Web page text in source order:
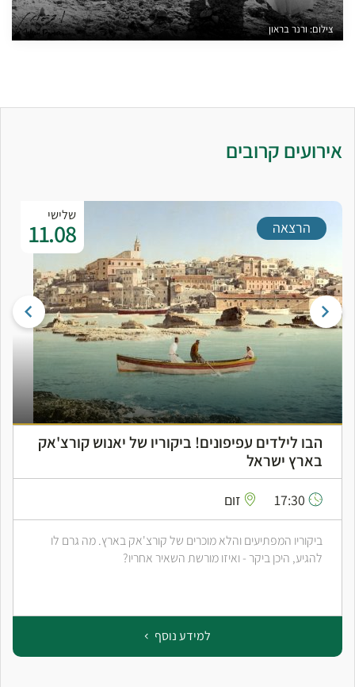
צילום: ורנר בראון
אירועים קרובים
שלישי
11.08 הרצאה
הבו לילדים עפיפונים! ביקוריו של יאנוש קורצ'אק
בארץ ישראל
זום
ביקוריו המפתיעים והלא מוכרים של קורצ'אק בארץ. מה גרם לו
להגיע, היכן ביקר - ואיזו מורשת השאיר אחריו?
למידע נוסף